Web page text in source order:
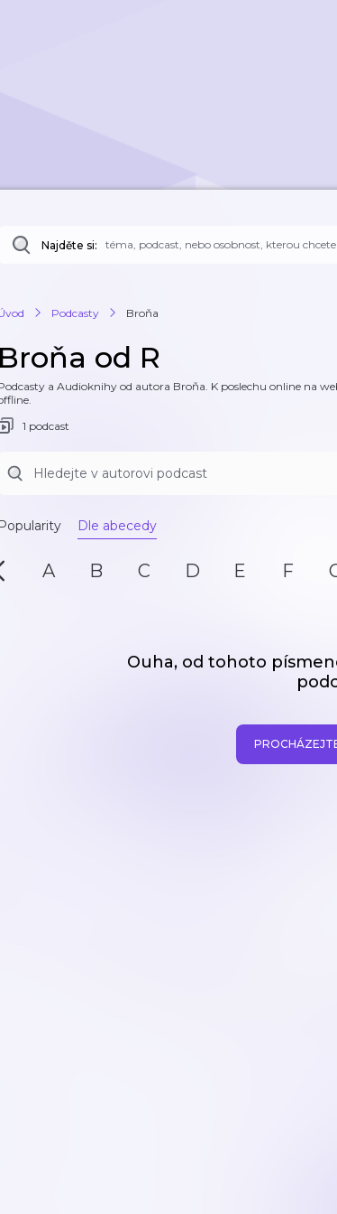
Najděte si:
Podcasty Broňa
Broňa od R
a Audioknihy od autora Broňa. K poslechu online na
1 podcast
Popularity Dle abecedy
A B C D E F
Ouha, od tohoto